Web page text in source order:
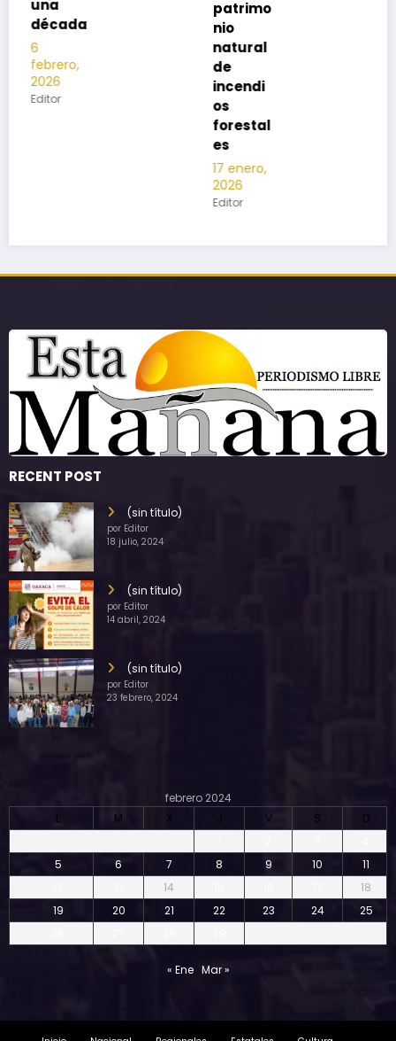
RECENT POST
(sin título)
por Editor
18 julio, 2024
(sin título)
por Editor
14 abril, 2024
(sin título)
por Editor
23 febrero, 2024
febrero 2024
L
M X J V S
D
5
6 7 8 9 10
11
14
18
19
20 21 22 23 24
25
« Ene Mar »